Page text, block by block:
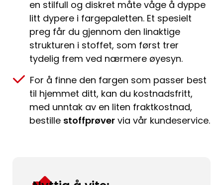
en stilfull og diskret måte våge å dyppe
litt dypere i fargepaletten. Et spesielt
preg får du gjennom den linaktige
strukturen i stoffet, som først trer
tydelig frem ved nærmere øyesyn.
For å finne den fargen som passer best
til hjemmet ditt, kan du kostnadsfritt,
med unntak av en liten fraktkostnad,
bestille stoffprøver via vår kundeservice.